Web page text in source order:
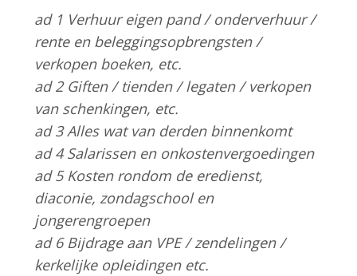
ad 1 Verhuur eigen pand / onderverhuur /
rente en beleggingsopbrengsten /
verkopen boeken, etc.
ad 2 Giften / tienden / legaten / verkopen
van schenkingen, etc.
ad 3 Alles wat van derden binnenkomt
ad 4 Salarissen en onkostenvergoedingen
ad 5 Kosten rondom de eredienst,
diaconie, zondagschool en
jongerengroepen
ad 6 Bijdrage aan VPE / zendelingen /
kerkelijke opleidingen etc.